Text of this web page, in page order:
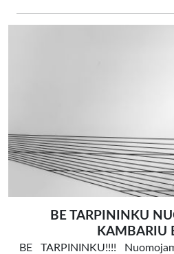
BE TARPININKU
KAMBARIU
BE TARPININKU!!!!